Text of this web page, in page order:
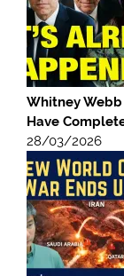
Whitney Webb
Have
28/03/2026